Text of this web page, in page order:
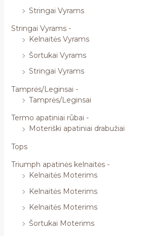
Stringai Vyrams
Stringai Vyrams -
Kelnaitės Vyrams
Šortukai Vyrams
Stringai Vyrams
Tamprės/Leginsai -
Tamprės/Leginsai
Termo apatiniai rūbai -
Moteriški apatiniai drabužiai
Tops
Triumph apatinės kelnaitės -
Kelnaitės Moterims
Kelnaitės Moterims
Kelnaitės Moterims
Šortukai Moterims